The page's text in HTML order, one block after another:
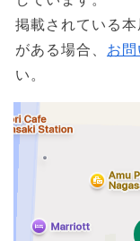
掲載されている
がある場合、 お
い。